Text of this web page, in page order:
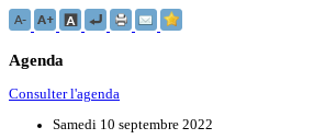
Agenda
Consulter l'agenda
Samedi 10 septembre 2022